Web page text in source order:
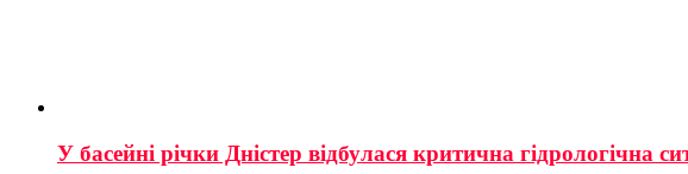
У басейні річки Дністер відбулася критична гідрологічна